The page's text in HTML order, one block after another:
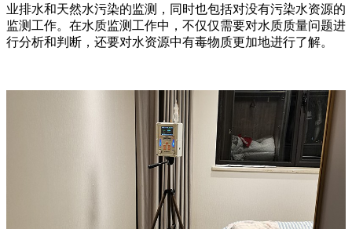
业排水和天然水污染的监测，同时也包括对没有污染水资源的
监测工作。在水质监测工作中，不仅仅需要对水质质量问题进
行分析和判断，还要对水资源中有毒物质更加地进行了解。